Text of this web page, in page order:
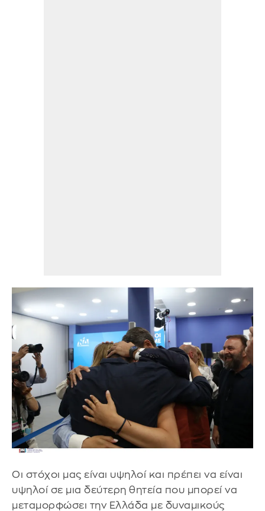
Οι στόχοι μας είναι υψηλοί και πρέπει να είναι
υψηλοί σε μια δεύτερη θητεία που μπορεί να
μεταμορφώσει την Ελλάδα με δυναμικούς